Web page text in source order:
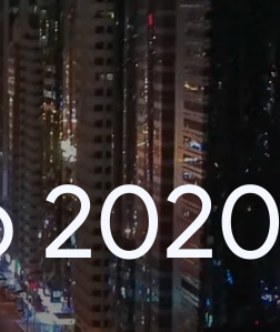
2020